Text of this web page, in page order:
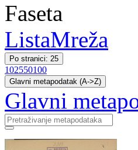
Faseta
ListaMreža
Po stranici: 25
102550100
Glavni metapodatak (A->Z)
Glavni